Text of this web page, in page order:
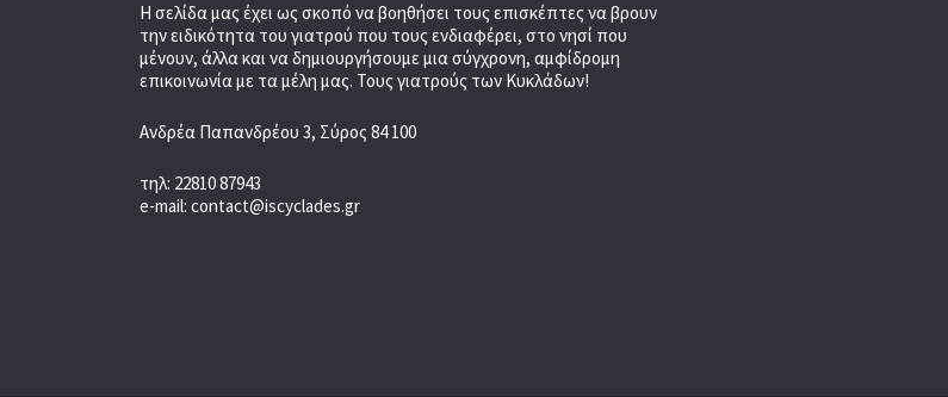
Η σελίδα μας έχει ως σκοπό να βοηθήσει τους επισκέπτες να βρουν
την ειδικότητα του γιατρού που τους ενδιαφέρει, στο νησί που
μένουν, άλλα και να δημιουργήσουμε μια σύγχρονη, αμφίδρομη
επικοινωνία με τα μέλη μας. Τους γιατρούς των Κυκλάδων!
Ανδρέα Παπανδρέου 3, Σύρος 84 100
τηλ: 22810 87943
e-mail: contact@iscyclades.gr